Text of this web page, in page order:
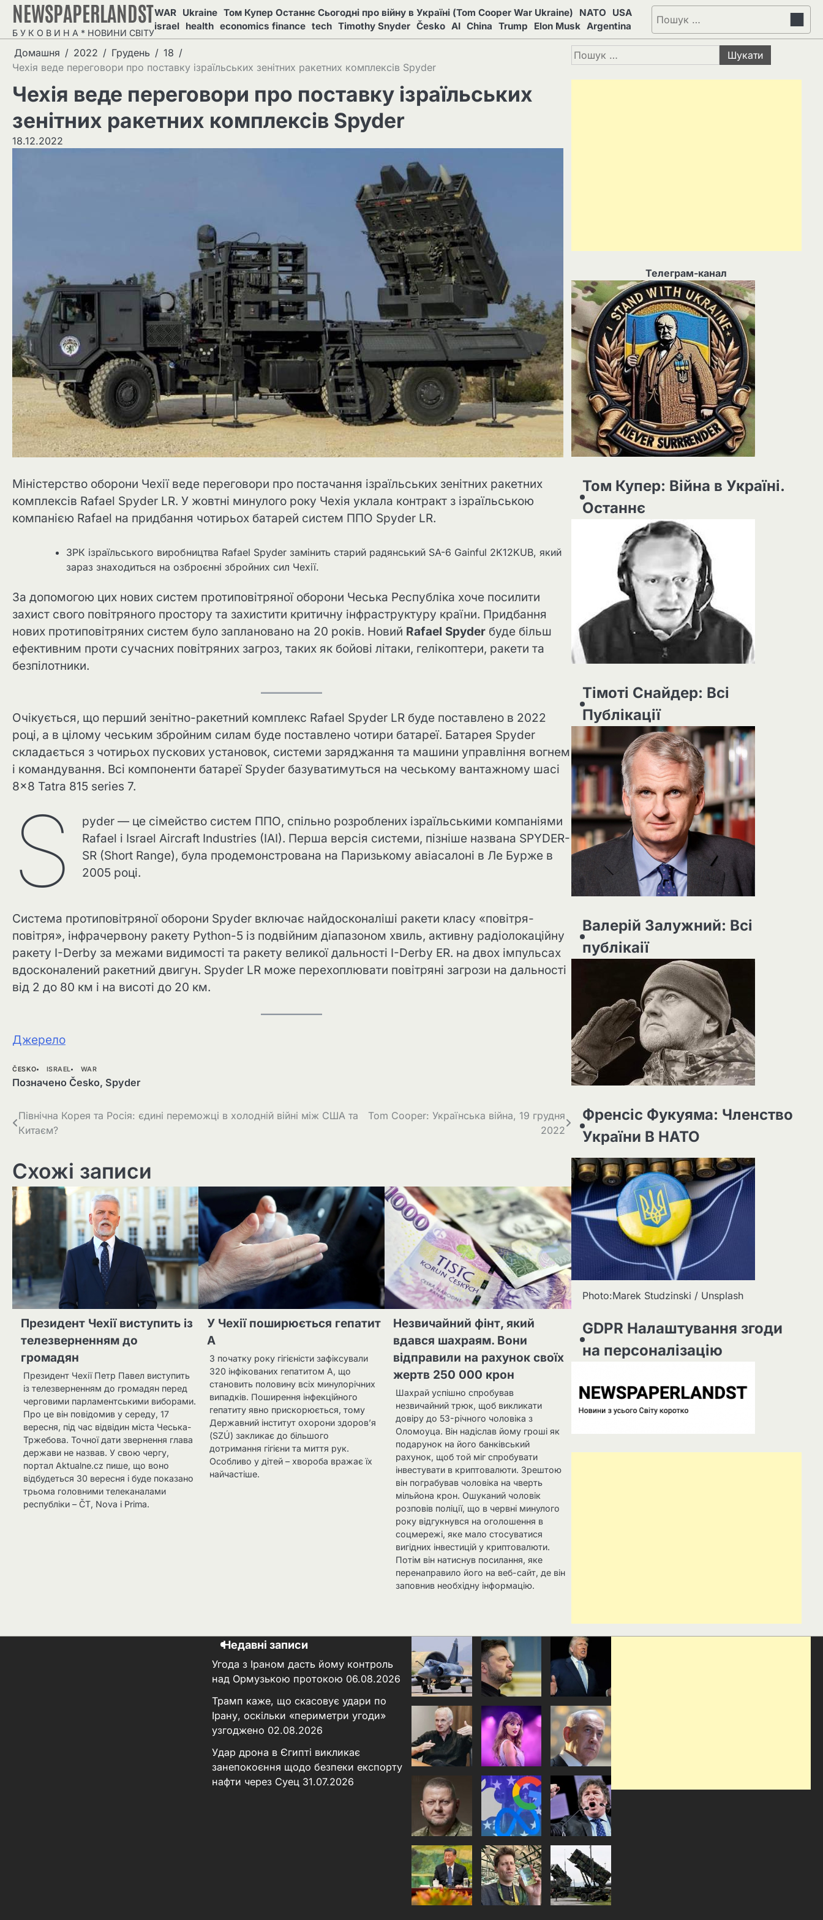
Перейти
вмісту
NEWSPAPERLANDST
Б У К О В И Н А * НОВИНИ СВІТУ
WAR Ukraine Том Купер Останнє Сьогодні про війну в Україні (Tom Cooper War Ukraine) NATO
USA
israel health economics finance tech Timothy Snyder Česko AI China Trump Elon Musk Argentina
Пошук:
Домашня 2022 Грудень
18
Чехія веде переговори про поставку ізраїльських зенітних ракетних комплексів Spyder
Чехія веде переговори про поставку ізраїльських
зенітних ракетних комплексів Spyder
18.12.2022
Міністерство оборони Чехії веде переговори про постачання ізраїльських зенітних ракетних
комплексів Rafael Spyder LR. У жовтні минулого року Чехія уклала контракт з ізраїльською
компанією Rafael на придбання чотирьох батарей систем ППО Spyder LR.
ЗРК ізраїльського виробництва Rafael Spyder замінить старий радянський SA-6 Gainful 2K12KUB, який
зараз знаходиться на озброєнні збройних сил Чехії.
За допомогою цих нових систем протиповітряної оборони Чеська Республіка хоче посилити
захист свого повітряного простору та захистити критичну інфраструктуру країни. Придбання
нових протиповітряних систем було заплановано на 20 років. Новий Rafael Spyder буде більш
ефективним проти сучасних повітряних загроз, таких як бойові літаки, гелікоптери, ракети та
безпілотники.
Очікується, що перший зенітно-ракетний комплекс Rafael Spyder LR буде поставлено в 2022
році, а в цілому чеським збройним силам буде поставлено чотири батареї. Батарея Spyder
складається з чотирьох пускових установок, системи заряджання та машини управління вогнем
і командування. Всі компоненти батареї Spyder базуватимуться на чеському вантажному шасі
8×8 Tatra 815 series 7.
S
pyder — це сімейство систем ППО, спільно розроблених ізраїльськими компаніями
Rafael і Israel Aircraft Industries (IAI). Перша версія системи, пізніше названа SPYDER-
SR (Short Range), була продемонстрована на Паризькому авіасалоні в Ле Бурже в
2005 році.
Система протиповітряної оборони Spyder включає найдосконаліші ракети класу «повітря-
повітря», інфрачервону ракету Python-5 із подвійним діапазоном хвиль, активну радіолокаційну
ракету I-Derby за межами видимості та ракету великої дальності I-Derby ER. на двох імпульсах
вдосконалений ракетний двигун. Spyder LR може перехоплювати повітряні загрози на дальності
від 2 до 80 км і на висоті до 20 км.
Джерело
ČESKO ISRAEL WAR
Позначено Česko, Spyder
Навігація
Північна Корея та Росія: єдині переможці в холодній війні між США та
Китаєм?
Tom Cooper: Українська війна, 19 грудня
2022
Схожі записи
Президент Чехії виступить із
телезверненням до
громадян
Президент Чехії Петр Павел виступить
із телезверненням до громадян перед
черговими парламентськими виборами.
Про це він повідомив у середу, 17
вересня, під час відвідин міста Чеська-
Тржебова. Точної дати звернення глава
держави не назвав. У свою чергу,
портал Aktualne.cz пише, що воно
відбудеться 30 вересня і буде показано
трьома головними телеканалами
республіки – ČT, Nova і Prima.
У Чехії поширюється гепатит
А
З початку року гігієністи зафіксували
320 інфікованих гепатитом А, що
становить половину всіх минулорічних
випадків. Поширення інфекційного
гепатиту явно прискорюється, тому
Державний інститут охорони здоров’я
(SZÚ) закликає до більшого
дотримання гігієни та миття рук.
Особливо у дітей – хвороба вражає їх
найчастіше.
Незвичайний фінт, який
вдався шахраям. Вони
відправили на рахунок своїх
жертв 250 000 крон
Шахрай успішно спробував
незвичайний трюк, щоб викликати
довіру до 53-річного чоловіка з
Оломоуца. Він надіслав йому гроші як
подарунок на його банківський
рахунок, щоб той міг спробувати
інвестувати в криптовалюти. Зрештою
він пограбував чоловіка на чверть
мільйона крон. Ошуканий чоловік
розповів поліції, що в червні минулого
року відгукнувся на оголошення в
соцмережі, яке мало стосуватися
вигідних інвестицій у криптовалюти.
Потім він натиснув посилання, яке
перенаправило його на веб-сайт, де він
заповнив необхідну інформацію.
Пошук:
Телеграм-канал
Том Купер: Війна в Україні.
Останнє
Тімоті Снайдер: Всі
Публікації
Валерій Залужний: Всі
публікаії
Френсіс Фукуяма: Членство
України В НАТО
Photo:Marek Studzinski / Unsplash
GDPR Налаштування згоди
на персоналізацію
Недавні записи
Угода з Іраном дасть йому контроль
над Ормузькою протокою 06.08.2026
Трамп каже, що скасовує удари по
Ірану, оскільки «периметри угоди»
узгоджено 02.08.2026
Удар дрона в Єгипті викликає
занепокоєння щодо безпеки експорту
нафти через Суец 31.07.2026